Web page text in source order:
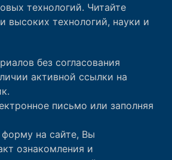
технологий. Читайте
высоких технологий, науки и
без согласования
активной ссылки на
письмо или заполняя
на сайте, Вы
ознакомления и